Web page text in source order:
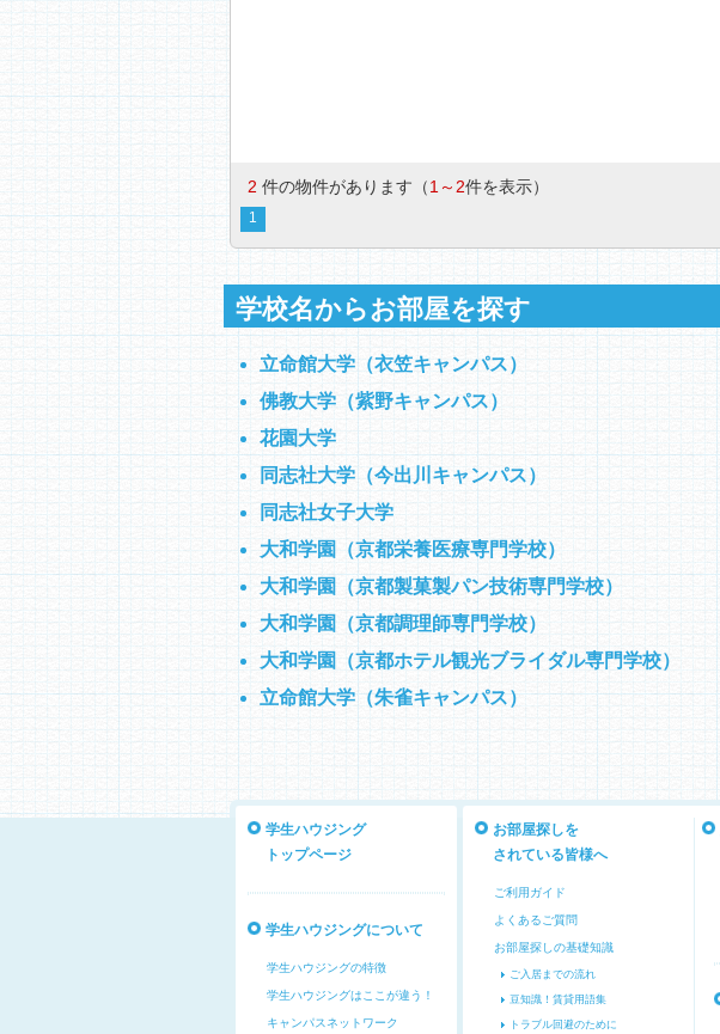
2 件の物件があります（1～2件を表示）
1
学校名からお部屋を探す
立命館大学（衣笠キャンパス）
佛教大学（紫野キャンパス）
花園大学
同志社大学（今出川キャンパス）
同志社女子大学
大和学園（京都栄養医療専門学校）
大和学園（京都製菓製パン技術専門学校）
大和学園（京都調理師専門学校）
大和学園（京都ホテル観光ブライダル専門学校）
立命館大学（朱雀キャンパス）
学生ハウジング
トップページ
学生ハウジングについて
学生ハウジングの特徴
学生ハウジングはここが違う！
キャンパスネットワーク
お部屋探しを
されている皆様へ
ご利用ガイド
よくあるご質問
お部屋探しの基礎知識
ご入居までの流れ
豆知識！賃貸用語集
トラブル回避のために